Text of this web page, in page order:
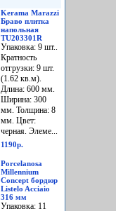
Kerama Marazzi
Браво плитка
напольная
TU203301R
Упаковка: 9 шт..
Кратность
отгрузки: 9 шт.
(1.62 кв.м).
Длина: 600 мм.
Ширина: 300
мм. Толщина: 8
мм. Цвет:
черная. Элеме...
1190р.
Porcelanosa
Millennium
Concept бордюр
Listelo Acciaio
316 мм
Упаковка: 11